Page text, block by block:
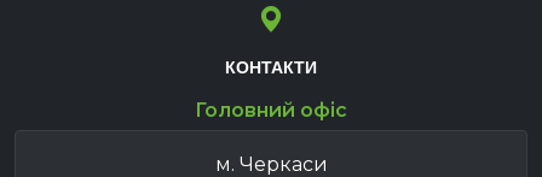
КОНТАКТИ
Головний офіс
м. Черкаси